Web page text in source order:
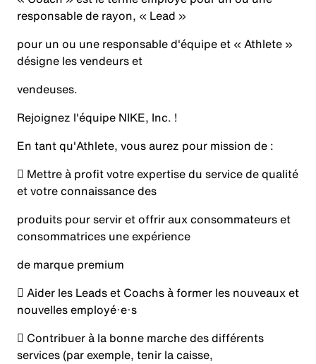
responsable de rayon, « Lead »
pour un ou une responsable d'équipe et « Athlete »
désigne les vendeurs et
vendeuses.
Rejoignez l'équipe NIKE, Inc. !
En tant qu'Athlete, vous aurez pour mission de :
 Mettre à profit votre expertise du service de qualité
et votre connaissance des
produits pour servir et offrir aux consommateurs et
consommatrices une expérience
de marque premium
 Aider les Leads et Coachs à former les nouveaux et
nouvelles employé·e·s
 Contribuer à la bonne marche des différents
services (par exemple, tenir la caisse,